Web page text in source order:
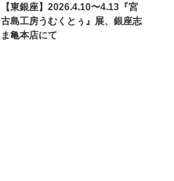
【東銀座】2026.4.10〜4.13『宮
古島工房うむくとぅ』展、銀座志
ま亀本店にて